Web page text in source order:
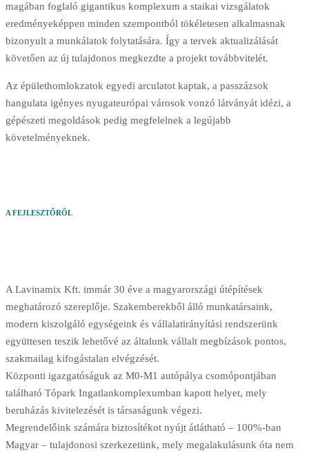
magában foglaló gigantikus komplexum a staikai vizsgálatok
eredményeképpen minden szempontból tökéletesen alkalmasnak
bizonyult a munkálatok folytatására. Így a tervek aktualizálását
követően az új tulajdonos megkezdte a projekt továbbvitelét.
Az épülethomlokzatok egyedi arculatot kaptak, a passzázsok
hangulata igényes nyugateurópai városok vonzó látványát idézi, a
gépészeti megoldások pedig megfelelnek a legújabb
követelményeknek.
A FEJLESZTŐRŐL
A Lavinamix Kft. immár 30 éve a magyarországi útépítések
meghatározó szereplője. Szakemberekből álló munkatársaink,
modern kiszolgáló egységeink és vállalatirányítási rendszerünk
együttesen teszik lehetővé az általunk vállalt megbízások pontos,
szakmailag kifogástalan elvégzését.
Központi igazgatóságuk az M0-M1 autópálya csomópontjában
található Tópark Ingatlankomplexumban kapott helyet, mely
beruházás kivitelezését is társaságunk végezi.
Megrendelőink számára biztosítékot nyújt átlátható – 100%-ban
Magyar – tulajdonosi szerkezetünk, mely megalakulásunk óta nem